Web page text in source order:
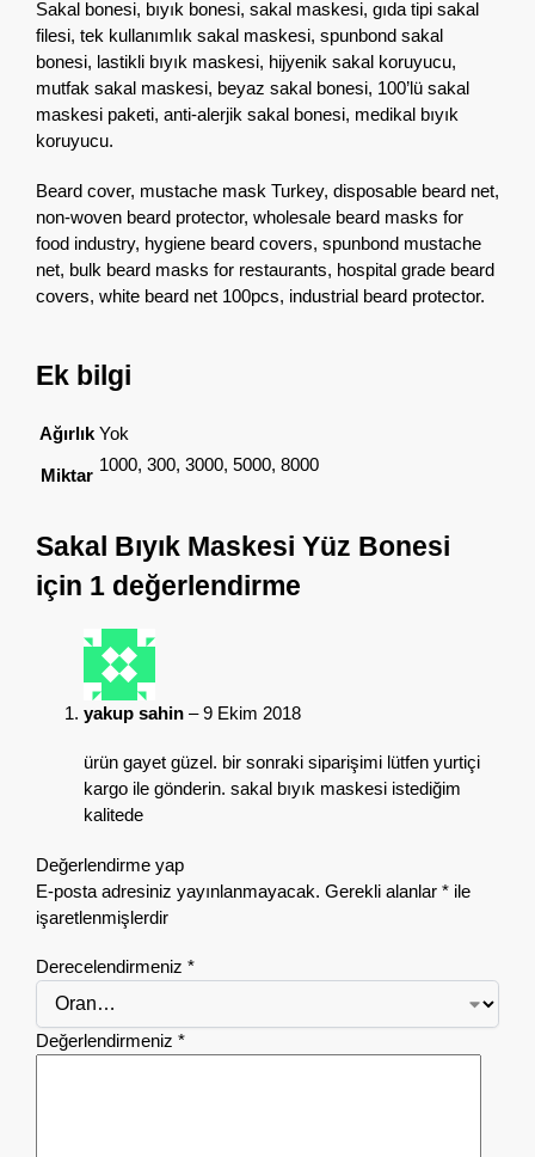
Sakal bonesi, bıyık bonesi, sakal maskesi, gıda tipi sakal
filesi, tek kullanımlık sakal maskesi, spunbond sakal
bonesi, lastikli bıyık maskesi, hijyenik sakal koruyucu,
mutfak sakal maskesi, beyaz sakal bonesi, 100’lü sakal
maskesi paketi, anti-alerjik sakal bonesi, medikal bıyık
koruyucu.
Beard cover, mustache mask Turkey, disposable beard net,
non-woven beard protector, wholesale beard masks for
food industry, hygiene beard covers, spunbond mustache
net, bulk beard masks for restaurants, hospital grade beard
covers, white beard net 100pcs, industrial beard protector.
Ek bilgi
Ağırlık Yok
Miktar
1000, 300, 3000, 5000, 8000
Sakal Bıyık Maskesi Yüz Bonesi
için 1 değerlendirme
yakup sahin – 9 Ekim 2018
ürün gayet güzel. bir sonraki siparişimi lütfen yurtiçi
kargo ile gönderin. sakal bıyık maskesi istediğim
kalitede
Değerlendirme yap
E-posta adresiniz yayınlanmayacak. Gerekli alanlar * ile
işaretlenmişlerdir
Derecelendirmeniz *
Değerlendirmeniz *